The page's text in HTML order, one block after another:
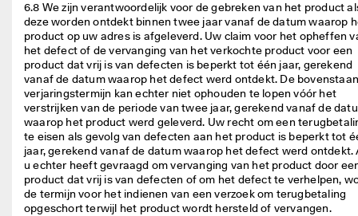
6.8 We zijn verantwoordelijk voor de gebreken van het product
deze worden ontdekt binnen twee jaar vanaf de datum waarop
product op uw adres is afgeleverd. Uw claim voor het opheffen
het defect of de vervanging van het verkochte product voor een
product dat vrij is van defecten is beperkt tot één jaar, gerekend
vanaf de datum waarop het defect werd ontdekt. De
verjaringstermijn kan echter niet ophouden te lopen vóór het
verstrijken van de periode van twee jaar, gerekend vanaf de
waarop het product werd geleverd. Uw recht om een
te eisen als gevolg van defecten aan het product is beperkt tot
jaar, gerekend vanaf de datum waarop het defect werd ontdekt.
u echter heeft gevraagd om vervanging van het product door
product dat vrij is van defecten of om het defect te verhelpen,
de termijn voor het indienen van een verzoek om terugbetaling
opgeschort terwijl het product wordt hersteld of vervangen.